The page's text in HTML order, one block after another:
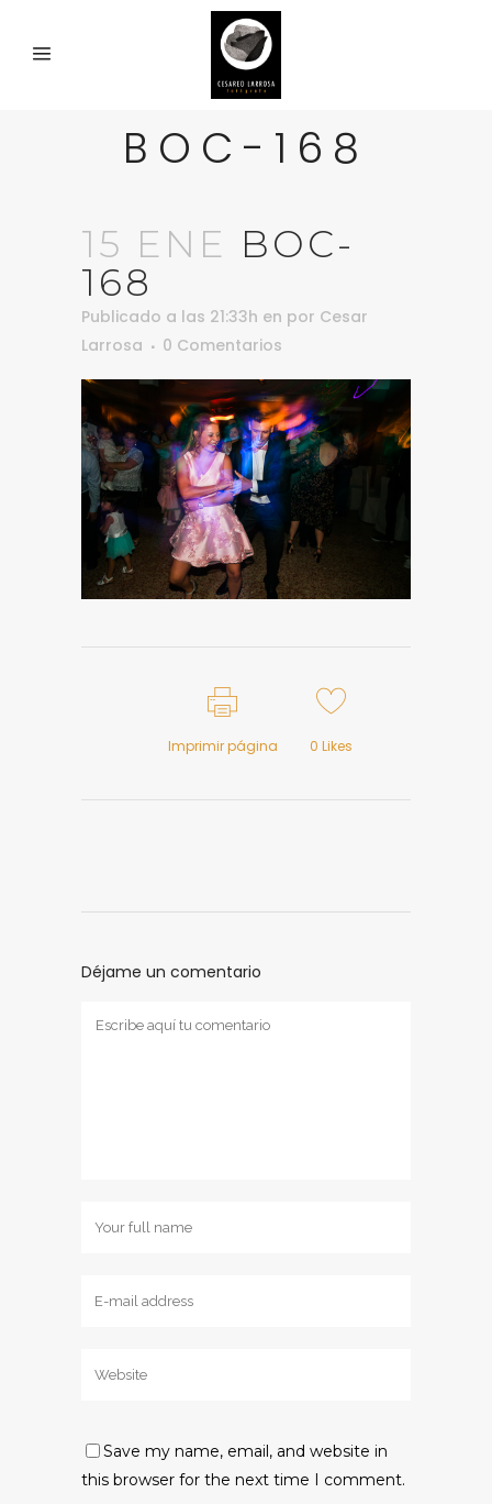
BOC-168
15 ENE BOC-
168
Publicado a las 21:33h en por Cesar
Larrosa
0 Comentarios
Imprimir página 0 Likes
Déjame un comentario
Save my name, email, and website in
this browser for the next time I comment.